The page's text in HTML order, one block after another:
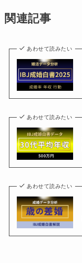
関連記事
あわせて読みたい
あわせて読みたい
あわせて読みたい